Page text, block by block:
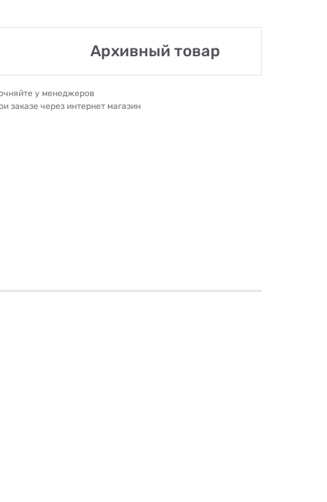
Архивный товар
у менеджеров
заказе через интернет магазин